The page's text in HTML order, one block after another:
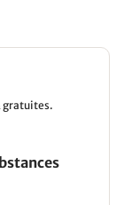
gratuites.